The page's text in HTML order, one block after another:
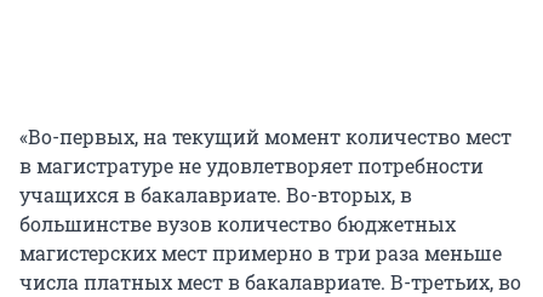
«Во-первых, на текущий момент количество мест
в магистратуре не удовлетворяет потребности
учащихся в бакалавриате. Во-вторых, в
большинстве вузов количество бюджетных
магистерских мест примерно в три раза меньше
числа платных мест в бакалавриате. В-третьих, во